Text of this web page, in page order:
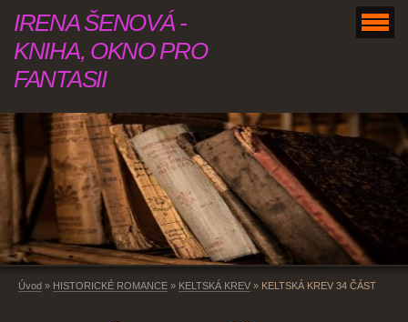
IRENA ŠENOVÁ -
KNIHA, OKNO PRO
FANTASII
Úvod » HISTORICKÉ ROMANCE » KELTSKÁ KREV » KELTSKÁ KREV 34 ČÁST